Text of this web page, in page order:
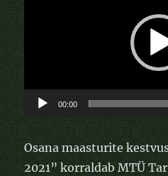
00:00
Osana maasturite
2021” korraldab MTÜ